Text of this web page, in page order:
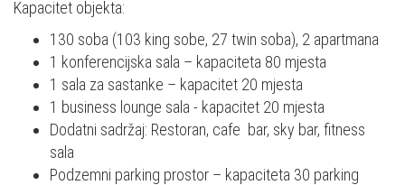
Kapacitet objekta:
130 soba (103 king sobe, 27 twin soba), 2 apartmana
1 konferencijska sala – kapaciteta 80 mjesta
1 sala za sastanke – kapacitet 20 mjesta
1 business lounge sala - kapacitet 20 mjesta
Dodatni sadržaj: Restoran, cafe bar, sky bar, fitness
sala
Podzemni parking prostor – kapaciteta 30 parking